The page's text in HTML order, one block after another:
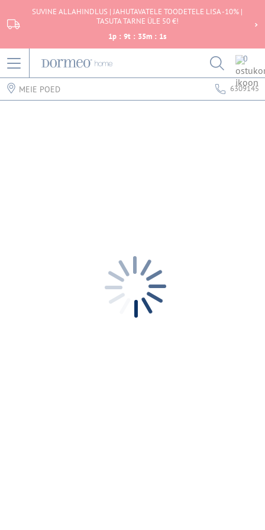
SUVINE ALLAHINDLUS | JAHUTAVATELE TOODETELE LISA -10% |
TASUTA TARNE ÜLE 50 €!
1p : 9t : 35m : 1s
0
MEIE POED 6309145